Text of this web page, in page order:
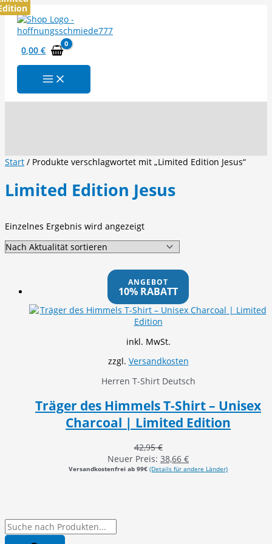
Zum
Inhalt
springen
0,00€
P
Start / Produkte verschlagwortet mit „Limited Edition Jesus“
Limited Edition Jesus
Einzelnes Ergebnis wird angezeigt
ANGEBOT
10% RABATT
inkl. MwSt.
zzgl. Versandkosten
Herren T-Shirt Deutsch
Träger des Himmels T-Shirt – Unisex
Charcoal | Limited Edition
42,95€
Neuer Preis: 38,66 €
Versandkostenfrei ab 99€ (Details für andere Länder)